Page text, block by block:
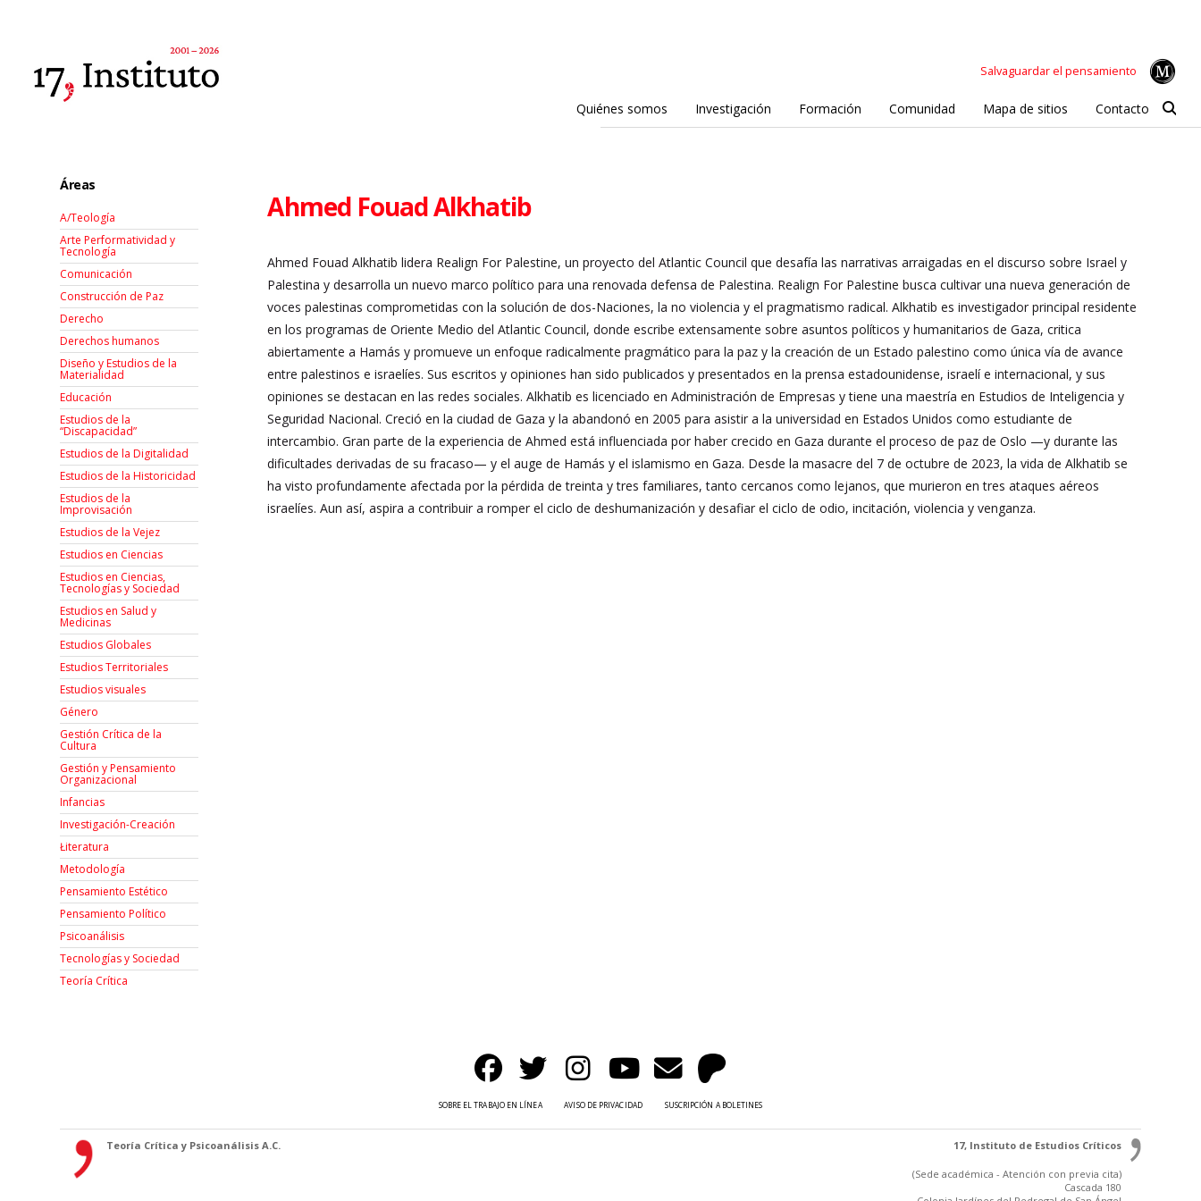
Salvaguardar el pensamiento
Quiénes somos Investigación Formación Comunidad Mapa de sitios Contacto
Ahmed Fouad Alkhatib
Ahmed Fouad Alkhatib lidera Realign For Palestine, un proyecto del Atlantic Council que desafía las narrativas arraigadas en el discurso sobre Israel y
Palestina y desarrolla un nuevo marco político para una renovada defensa de Palestina. Realign For Palestine busca cultivar una nueva generación de
voces palestinas comprometidas con la solución de dos-Naciones, la no violencia y el pragmatismo radical. Alkhatib es investigador principal residente
en los programas de Oriente Medio del Atlantic Council, donde escribe extensamente sobre asuntos políticos y humanitarios de Gaza, critica
abiertamente a Hamás y promueve un enfoque radicalmente pragmático para la paz y la creación de un Estado palestino como única vía de avance
entre palestinos e israelíes. Sus escritos y opiniones han sido publicados y presentados en la prensa estadounidense, israelí e internacional, y sus
opiniones se destacan en las redes sociales. Alkhatib es licenciado en Administración de Empresas y tiene una maestría en Estudios de Inteligencia y
Seguridad Nacional. Creció en la ciudad de Gaza y la abandonó en 2005 para asistir a la universidad en Estados Unidos como estudiante de
intercambio. Gran parte de la experiencia de Ahmed está influenciada por haber crecido en Gaza durante el proceso de paz de Oslo —y durante las
dificultades derivadas de su fracaso— y el auge de Hamás y el islamismo en Gaza. Desde la masacre del 7 de octubre de 2023, la vida de Alkhatib se
ha visto profundamente afectada por la pérdida de treinta y tres familiares, tanto cercanos como lejanos, que murieron en tres ataques aéreos
israelíes. Aun así, aspira a contribuir a romper el ciclo de deshumanización y desafiar el ciclo de odio, incitación, violencia y venganza.
Áreas
A/Teología
Arte Performatividad y
Tecnología
Comunicación
Construcción de Paz
Derecho
Derechos humanos
Diseño y Estudios de la
Materialidad
Educación
Estudios de la
“Discapacidad”
Estudios de la Digitalidad
Estudios de la Historicidad
Estudios de la
Improvisación
Estudios de la Vejez
Estudios en Ciencias
Estudios en Ciencias,
Tecnologías y Sociedad
Estudios en Salud y
Medicinas
Estudios Globales
Estudios Territoriales
Estudios visuales
Género
Gestión Crítica de la
Cultura
Gestión y Pensamiento
Organizacional
Infancias
Investigación-Creación
Łiteratura
Metodología
Pensamiento Estético
Pensamiento Político
Psicoanálisis
Tecnologías y Sociedad
Teoría Crítica
SOBRE EL TRABAJO EN LÍNEA AVISO DE PRIVACIDAD SUSCRIPCIÓN A BOLETINES
Teoría Crítica y Psicoanálisis A.C. 17, Instituto de Estudios Críticos
(Sede académica - Atención con previa cita)
Cascada 180